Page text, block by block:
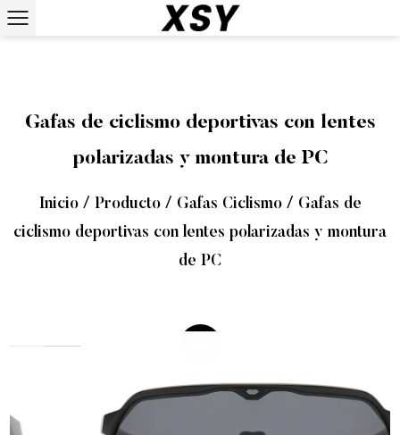
Gafas de ciclismo deportivas con lentes
polarizadas y montura de PC
Inicio/ Producto/ Gafas Ciclismo/ Gafas de
ciclismo deportivas con lentes polarizadas y montura
de PC